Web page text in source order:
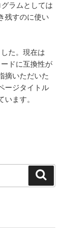
ラムとしては
残すのに使い
た。現在は
ドに互換性が
摘いただいた
ージタイトル
ます。